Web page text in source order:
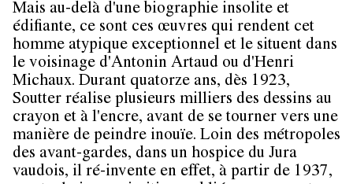
Mais au-delà d'une biographie insolite et
édifiante, ce sont ces œuvres qui rendent cet
homme atypique exceptionnel et le situent dans
le voisinage d'Antonin Artaud ou d'Henri
Michaux. Durant quatorze ans, dès 1923,
Soutter réalise plusieurs milliers des dessins au
crayon et à l'encre, avant de se tourner vers une
manière de peindre inouïe. Loin des métropoles
des avant-gardes, dans un hospice du Jura
vaudois, il ré-invente en effet, à partir de 1937,